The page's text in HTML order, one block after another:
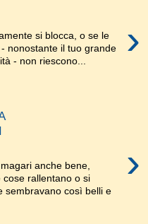
›
si blocca, o se le
nonostante il tuo grande
- non riescono...
›
anche bene,
cose rallentano o si
sembravano così belli e